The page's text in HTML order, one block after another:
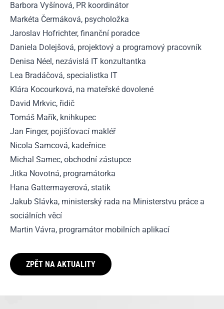
Barbora Vyšínová, PR koordinátor
Markéta Čermáková, psycholožka
Jaroslav Hofrichter, finanční poradce
Daniela Dolejšová, projektový a programový pracovník
Denisa Néel, nezávislá IT konzultantka
Lea Bradáčová, specialistka IT
Klára Kocourková, na mateřské dovolené
David Mrkvic, řidič
Tomáš Mařík, knihkupec
Jan Finger, pojišťovací makléř
Nicola Samcová, kadeřnice
Michal Samec, obchodní zástupce
Jitka Novotná, programátorka
Hana Gattermayerová, statik
Jakub Slávka, ministerský rada na Ministerstvu práce a
sociálních věcí
Martin Vávra, programátor mobilních aplikací
ZPĚT NA AKTUALITY